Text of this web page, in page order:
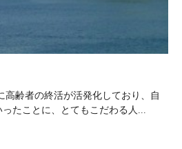
高齢者の終活が活発化しており、自
たことに、とてもこだわる人...